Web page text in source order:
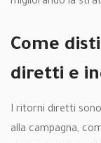
Come
diretti e
I ritorni diretti
alla campagna,